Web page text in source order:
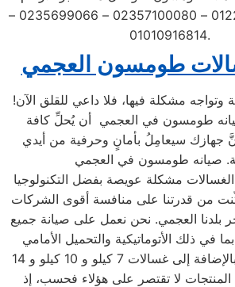
التالية: 01220261030 – 02357100080 – 0235699066 –
01010916814.
طومسون العجمي
وتواجه مشكلة فيها، فلا داعي للقلق الآن!
طومسون في العجمي أن يُحلِّ كافة
جهازك سيعامِلُ بأمانٍ وحرفية من أيدي
صيانه طومسون في العجمي
الغسالات مشكلة عويصة بفضل التكنولوجيا
من قدرتنا على منافسة أقوى الشركات
بلدنا العجمي. نحن نعمل على صيانة جميع
في ذلك الأتوماتيكية والتحميل الأمامي
والتحميل العلوي، بالإضافة إلى غسالات 7 كيلو و 10 كيلو و 14
المنتجات لا تقتصر على هؤلاء فحسب، إذ